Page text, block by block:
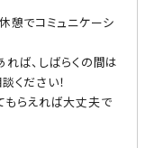
憩でコミュニケーシ
ば、しばらくの間は
ください！
もらえれば大丈夫で